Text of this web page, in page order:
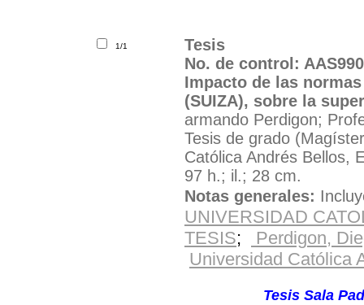
1/1
Tesis
No. de control:
Impacto de las
(SUIZA), sobre la
armando Perdigon;
Tesis de grado
Católica Andrés Bellos,
97 h.; il.; 28 cm.
Notas generales:
UNIVERSIDAD
TESIS;
Perdigon,
Universidad Católica
Tesis Sala